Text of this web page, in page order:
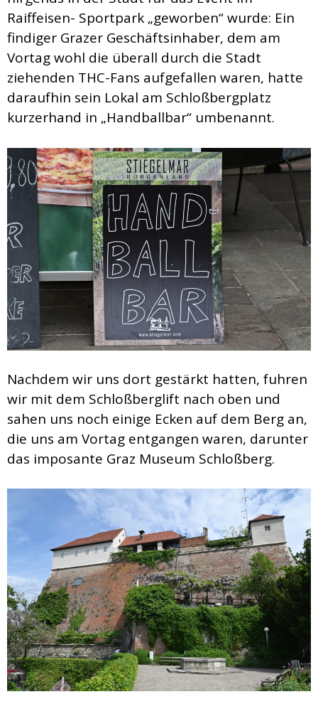
Raiffeisen- Sportpark „geworben“ wurde: Ein
findiger Grazer Geschäftsinhaber, dem am
Vortag wohl die überall durch die Stadt
ziehenden THC-Fans aufgefallen waren, hatte
daraufhin sein Lokal am Schloßbergplatz
kurzerhand in „Handballbar“ umbenannt.
Nachdem wir uns dort gestärkt hatten, fuhren
wir mit dem Schloßberglift nach oben und
sahen uns noch einige Ecken auf dem Berg an,
die uns am Vortag entgangen waren, darunter
das imposante Graz Museum Schloßberg.